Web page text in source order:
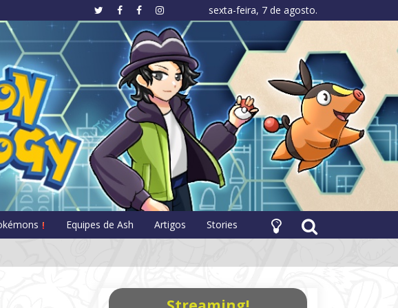
sexta-feira, 7 de agosto.
Mythology
Equipes de Ash Artigos Stories